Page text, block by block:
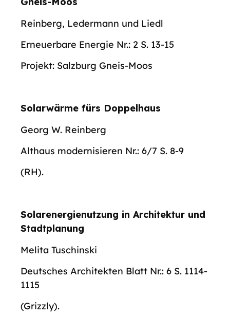
Reinberg, Ledermann und Liedl
Erneuerbare Energie Nr.: 2 S. 13-15
Projekt: Salzburg Gneis-Moos
Solarwärme fürs Doppelhaus
Georg W. Reinberg
Althaus modernisieren Nr.: 6/7 S. 8-9
(RH).
Solarenergienutzung in Architektur und
Stadtplanung
Melita Tuschinski
Deutsches Architekten Blatt Nr.: 6 S. 1114-
1115
(Grizzly).